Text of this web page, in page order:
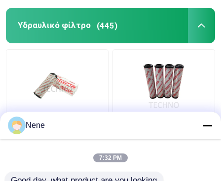
Υδραυλικό φίλτρο (445)
Συσκευές διήθησης
ακριβείας Υδραυλικά
Wire Mesh
Nene
7:32 PM